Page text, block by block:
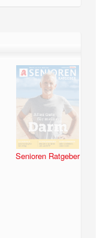
Senioren Ratgeber